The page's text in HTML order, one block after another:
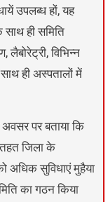
उपलब्ध हों, यह
ही समिति
विभिन्न
ही अस्पतालों में
पर बताया कि
तहत जिला के
अधिक सुविधाएं मुहैया
का गठन किया